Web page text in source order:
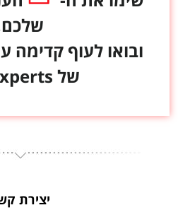
ובואו לעוף קדימה
של QA Experts
יצירת